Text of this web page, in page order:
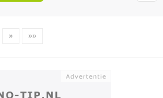
» »»